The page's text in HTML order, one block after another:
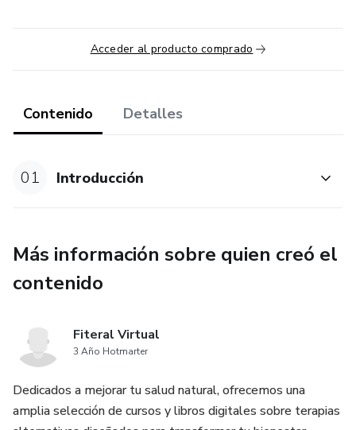
Acceder al producto comprado
Contenido Detalles
01 Introducción
Más información sobre quien creó el
contenido
Fiteral Virtual
3 Año Hotmarter
Dedicados a mejorar tu salud natural, ofrecemos una
amplia selección de cursos y libros digitales sobre terapias